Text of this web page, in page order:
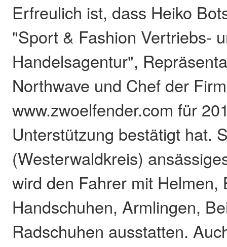
Erfreulich ist, dass Heiko
"Sport & Fashion Vertriebs-
Handelsagentur",
Northwave und Chef der
www.zwoelfender.com für
Unterstützung bestätigt hat.
(Westerwaldkreis)
wird den Fahrer mit Helmen,
Handschuhen, Armlingen,
Radschuhen ausstatten.